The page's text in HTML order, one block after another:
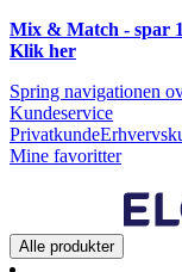
Mix & Match - spar
Klik her
Spring navigationen
Kundeservice
Privatkunde
Mine favoritter
Alle produkter